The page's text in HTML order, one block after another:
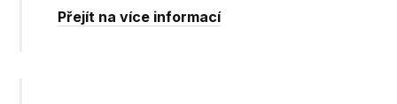
Přejít na více informací